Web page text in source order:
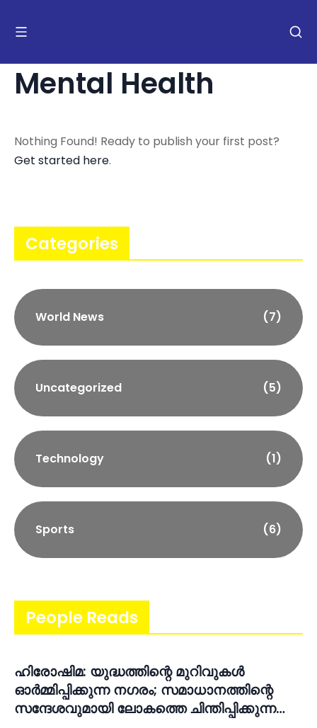
Mental Health
Nothing Found! Ready to publish your first post?
Get started here.
Categories
World News (7)
Uncategorized (5)
Technology (1)
Sports (6)
People Reads
ഹിരോഷിമ: യുദ്ധത്തിന്റെ മുറിവുകൾ
ഓർമ്മിപ്പിക്കുന്ന നഗരം; സമാധാനത്തിന്റെ
സന്ദേശവുമായി ലോകത്തെ ചിന്തിപ്പിക്കുന്ന